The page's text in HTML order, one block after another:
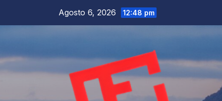
Agosto 6, 2026 12:48 pm